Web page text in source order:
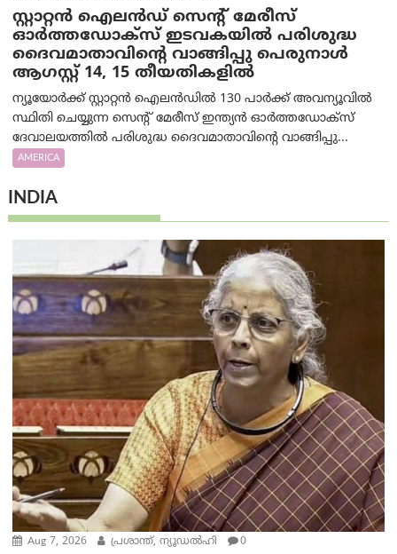
സ്റ്റാറ്റൻ ഐലൻഡ് സെന്റ് മേരീസ്
ഓർത്തഡോക്സ് ഇടവകയിൽ പരിശുദ്ധ
ദൈവമാതാവിന്റെ വാങ്ങിപ്പു പെരുനാൾ
ആഗസ്റ്റ് 14, 15 തീയതികളിൽ
ന്യൂയോർക്ക് സ്റ്റാറ്റൻ ഐലൻഡിൽ 130 പാർക്ക് അവന്യൂവിൽ
സ്ഥിതി ചെയ്യുന്ന സെന്റ് മേരീസ് ഇന്ത്യൻ ഓർത്തഡോക്സ്
ദേവാലയത്തിൽ പരിശുദ്ധ ദൈവമാതാവിന്റെ വാങ്ങിപ്പു...
AMERICA
INDIA
Aug 7, 2026 പ്രശാന്ത്, ന്യൂഡല്‍ഹി 0